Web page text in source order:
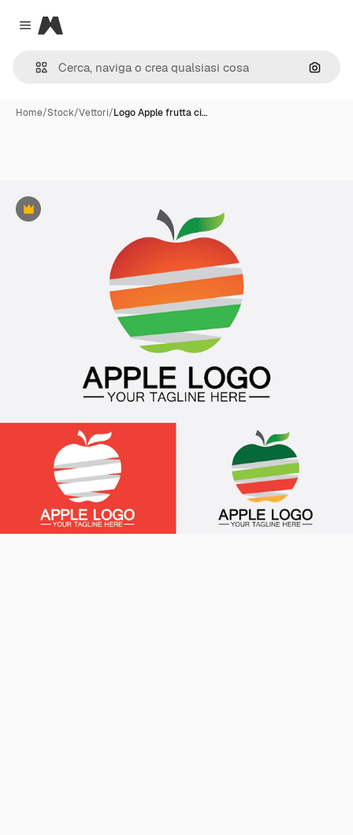
Close menu
Magnific
Cerca
Home/Stock/Vettori/Logo Apple frutta ci…
Premium